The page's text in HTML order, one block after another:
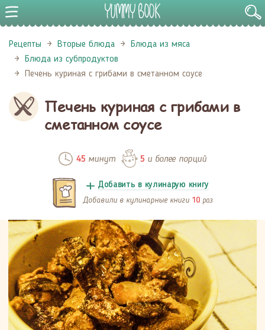
Рецепты Вторые блюда
Блюда из мяса
Блюда из субпродуктов
Печень куриная с грибами в сметанном соусе
Печень куриная с грибами в
сметанном соусе
45 минут 5 и более порций
Добавить в кулинарую книгу
Добавили в кулинарные книги 10 раз